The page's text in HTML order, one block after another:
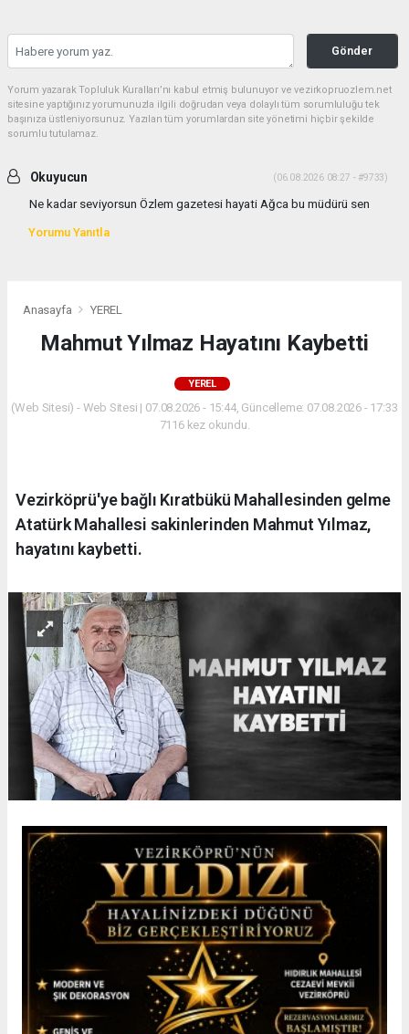
Gönder
Yorum yazarak Topluluk Kuralları’nı kabul etmiş bulunuyor ve vezirkopruozlem.net
sitesine yaptığınız yorumunuzla ilgili doğrudan veya dolaylı tüm sorumluluğu tek
başınıza üstleniyorsunuz. Yazılan tüm yorumlardan site yönetimi hiçbir şekilde
sorumlu tutulamaz.
Okuyucun (06.08.2026 08:27 - #9733)
Ne kadar seviyorsun Özlem gazetesi hayati Ağca bu müdürü sen
Yorumu Yanıtla
Anasayfa YEREL
Mahmut Yılmaz Hayatını Kaybetti
YEREL
(Web Sitesi) - Web Sitesi | 07.08.2026 - 15:44, Güncelleme: 07.08.2026 - 17:33
7116 kez okundu.
Vezirköprü'ye bağlı Kıratbükü Mahallesinden gelme
Atatürk Mahallesi sakinlerinden Mahmut Yılmaz,
hayatını kaybetti.